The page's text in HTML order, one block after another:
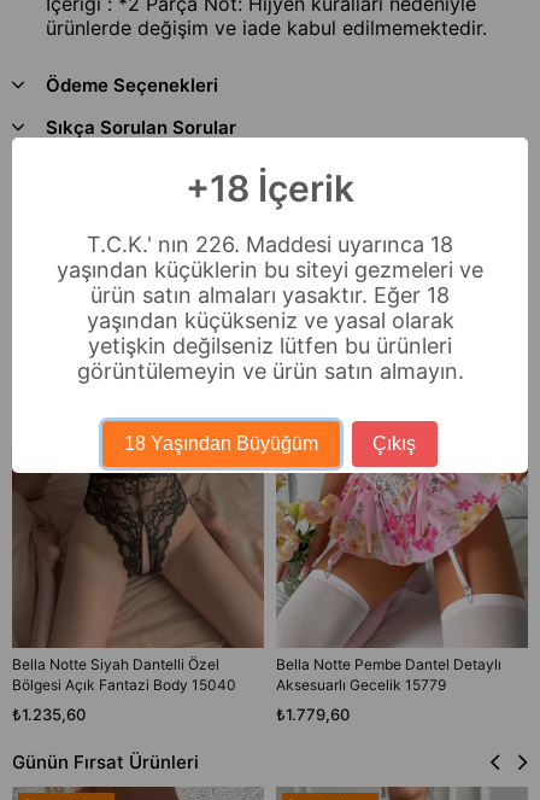
ürünlerde değişim ve iade kabul edilmemektedir.
Ödeme Seçenekleri
Sıkça Sorulan Sorular
Benzer Ürünler
Bella Notte Siyah Dantelli Özel
Bölgesi Açık Fantazi Body 15040
₺1.235,60
Ücretsiz Kargo
Bella Notte Pembe Dantel Detaylı
Aksesuarlı Gecelik 15779
₺1.779,60
Ücretsiz Kargo
Günün Fırsat Ürünleri
+18 İçerik
T.C.K.' nın 226. Maddesi uyarınca 18
yaşından küçüklerin bu siteyi gezmeleri ve
ürün satın almaları yasaktır. Eğer 18
yaşından küçükseniz ve yasal olarak
yetişkin değilseniz lütfen bu ürünleri
görüntülemeyin ve ürün satın almayın.
18 Yaşından Büyüğüm Çıkış